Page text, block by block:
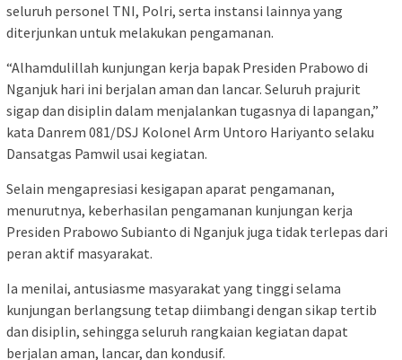
seluruh personel TNI, Polri, serta instansi lainnya yang
diterjunkan untuk melakukan pengamanan.
“Alhamdulillah kunjungan kerja bapak Presiden Prabowo di
Nganjuk hari ini berjalan aman dan lancar. Seluruh prajurit
sigap dan disiplin dalam menjalankan tugasnya di lapangan,”
kata Danrem 081/DSJ Kolonel Arm Untoro Hariyanto selaku
Dansatgas Pamwil usai kegiatan.
Selain mengapresiasi kesigapan aparat pengamanan,
menurutnya, keberhasilan pengamanan kunjungan kerja
Presiden Prabowo Subianto di Nganjuk juga tidak terlepas dari
peran aktif masyarakat.
Ia menilai, antusiasme masyarakat yang tinggi selama
kunjungan berlangsung tetap diimbangi dengan sikap tertib
dan disiplin, sehingga seluruh rangkaian kegiatan dapat
berjalan aman, lancar, dan kondusif.